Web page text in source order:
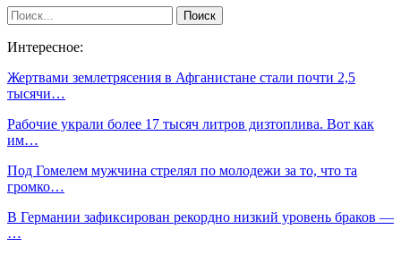
Интересное:
Жертвами землетрясения в Афганистане стали почти 2,5
тысячи…
Рабочие украли более 17 тысяч литров дизтоплива. Вот как
им…
Под Гомелем мужчина стрелял по молодежи за то, что та
громко…
В Германии зафиксирован рекордно низкий уровень браков —
…